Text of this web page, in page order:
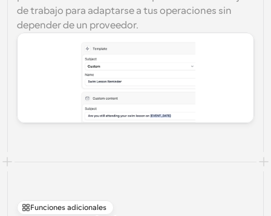
de trabajo para adaptarse a tus operaciones sin
depender de un proveedor.
Funciones adicionales